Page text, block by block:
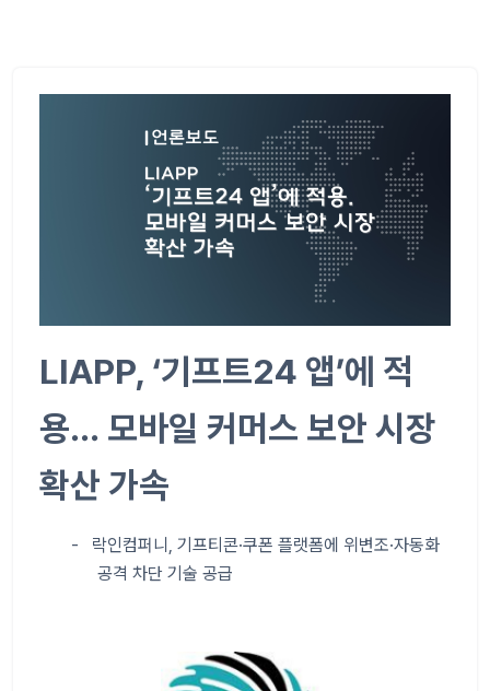
LIAPP, ‘기프트24 앱’에 적
용… 모바일 커머스 보안 시장
확산 가속
- 락인컴퍼니 ,기프티콘·쿠폰 플랫폼에 위변조·자동화
공격 차단 기술 공급